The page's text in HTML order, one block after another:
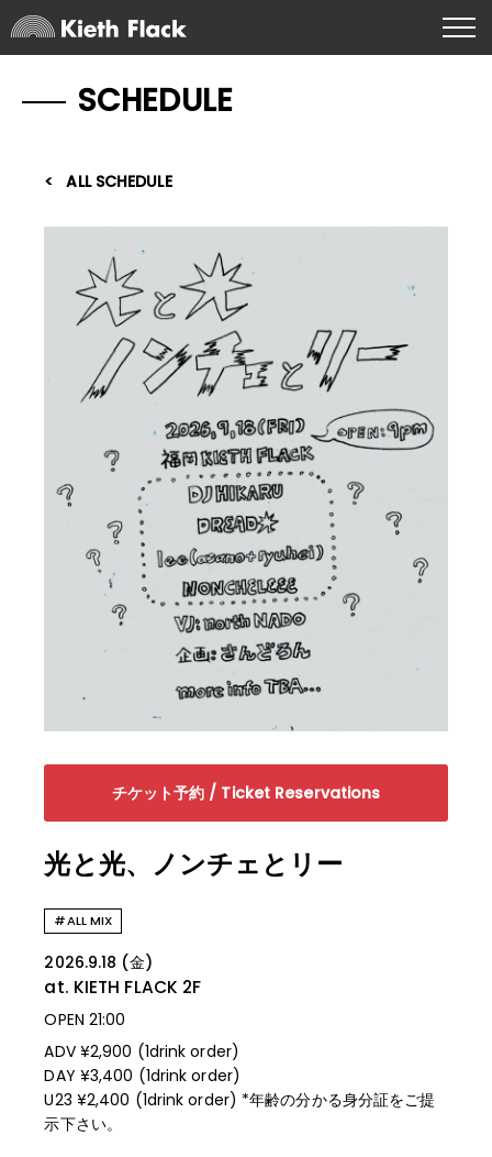
SCHEDULE
ALL SCHEDULE
チケット予約 / Ticket Reservations
光と光、ノンチェとリー
#ALL MIX
2026.9.18 (金)
at. KIETH FLACK 2F
OPEN 21:00
ADV ¥2,900 (1drink order)
DAY ¥3,400 (1drink order)
U23 ¥2,400 (1drink order) *年齢の分かる身分証をご提
示下さい。